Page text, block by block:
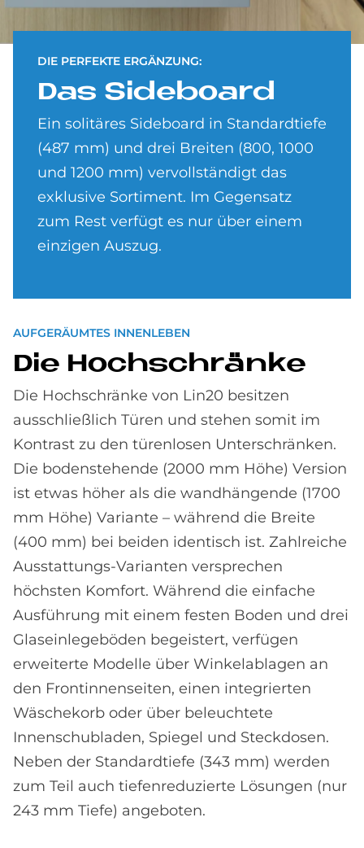
DIE PERFEKTE ERGÄNZUNG:
Das Si­de­board
Ein solitäres Sideboard in Standardtiefe
(487 mm) und drei Breiten (800, 1000
und 1200 mm) vervollständigt das
exklusive Sortiment. Im Gegensatz
zum Rest verfügt es nur über einem
einzigen Auszug.
AUF­GE­RÄUM­TES IN­NEN­LE­BEN
Die Hoch­schrän­ke
Die Hochschränke von Lin20 besitzen
ausschließlich Türen und stehen somit im
Kontrast zu den türenlosen Unterschränken.
Die bodenstehende (2000 mm Höhe) Version
ist etwas höher als die wandhängende (1700
mm Höhe) Variante – während die Breite
(400 mm) bei beiden identisch ist. Zahlreiche
Ausstattungs-Varianten versprechen
höchsten Komfort. Während die einfache
Ausführung mit einem festen Boden und drei
Glaseinlegeböden begeistert, verfügen
erweiterte Modelle über Winkelablagen an
den Frontinnenseiten, einen integrierten
Wäschekorb oder über beleuchtete
Innenschubladen, Spiegel und Steckdosen.
Neben der Standardtiefe (343 mm) werden
zum Teil auch tiefenreduzierte Lösungen (nur
243 mm Tiefe) angeboten.